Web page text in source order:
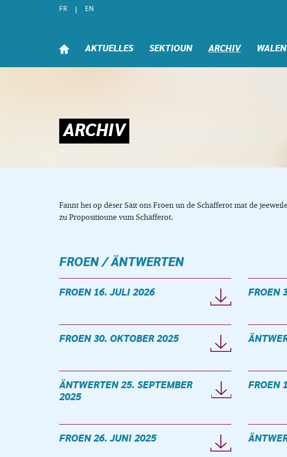
FR EN
AKTUELLES SEKTIOUN ARCHIV
ARCHIV
Fannt hei op dëser Säit ons Froen un de Schäfferot mat de
zu Propositioune vum Schäfferot.
FROEN / ÄNTWERTEN
FROEN 16. JULI 2026 FROEN
FROEN 30. OKTOBER 2025
ÄNTWERTEN 25. SEPTEMBER
2025
FROEN
FROEN 26. JUNI 2025